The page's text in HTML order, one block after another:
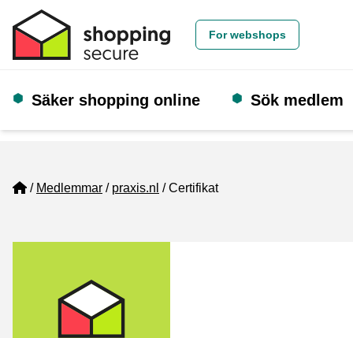
For webshops
Säker shopping online Sök medlem
Home
Medlemmar praxis.nl Certifikat